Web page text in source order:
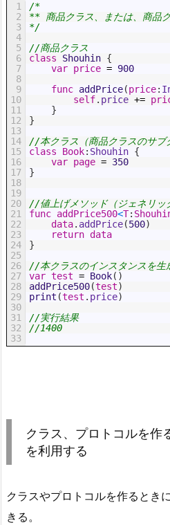
1
2
3
4
5
6
7
8
9
10
11
12
13
14
15
16
17
18
19
20
21
22
23
24
25
26
27
28
29
30
31
32
33
/*
** 商品クラス、または、商品
*/
//商品クラス
class
Shouhin {
var price = 900
func addPrice(price:
self. price +=
}
}
//本クラス（商品クラスのサブ
class
Book: Shouhin {
var page = 350
}
//値上げメソッド（ジェネリッ
func addPrice500<T:
data. addPrice(500)
return data
}
//本クラスのインスタンスを生
var test = Book( )
addPrice500(test)
print (test . price)
//実行結果
//1400
クラス、プロトコルを作
を利用する
クラスやプロトコルを作るとき
きる。